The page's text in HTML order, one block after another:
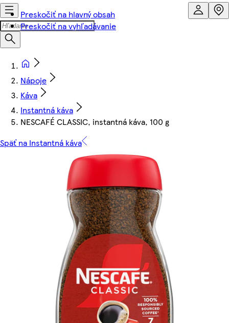
Preskočiť na hlavný obsah
Preskočiť na vyhľadávanie
Nápoje
Káva
Instantná káva
NESCAFÉ CLASSIC, instantná káva, 100 g
Späť na Instantná káva